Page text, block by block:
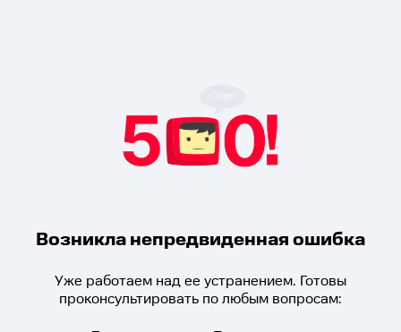
Возникла непредвиденная ошибка
Уже работаем над ее устранением. Готовы
проконсультировать по любым вопросам: